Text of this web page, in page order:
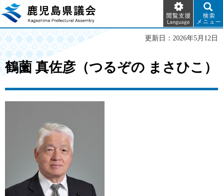
鹿児島県議会
閲覧支
援
Language
検索メ
ニュー
更新日：2026年5月12日
鶴薗 真佐彦（つるぞの まさひこ）